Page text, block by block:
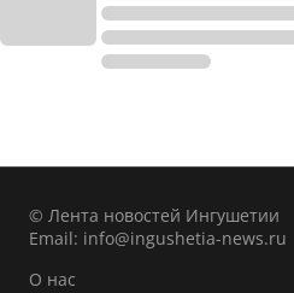
© Лента новостей Ингушетии
Email: info@ingushetia-news.ru
О нас